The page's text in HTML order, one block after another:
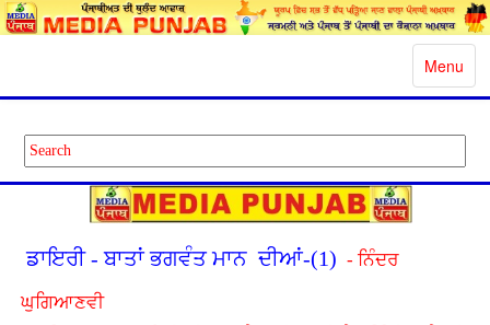
Toggle
Menu
ਡਾਇਰੀ - ਬਾਤਾਂ ਭਗਵੰਤ ਮਾਨ ਦੀਆਂ-(1) - ਨਿੰਦਰ
ਘੁਗਿਆਣਵੀ